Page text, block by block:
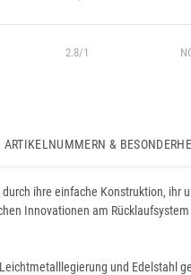
2.8/1
ARTIKELNUMMERN &
durch ihre einfache Konstruktion,
Innovationen am
und Edelstahl